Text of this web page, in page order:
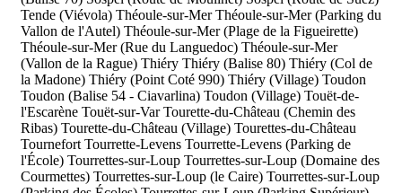
Tende (Viévola) Théoule-sur-Mer Théoule-sur-Mer (Parking du
Vallon de l'Autel) Théoule-sur-Mer (Plage de la Figueirette)
Théoule-sur-Mer (Rue du Languedoc) Théoule-sur-Mer
(Vallon de la Rague) Thiéry Thiéry (Balise 80) Thiéry (Col de
la Madone) Thiéry (Point Coté 990) Thiéry (Village) Toudon
Toudon (Balise 54 - Ciavarlina) Toudon (Village) Touët-de-
l'Escarène Touët-sur-Var Tourette-du-Château (Chemin des
Ribas) Tourette-du-Château (Village) Tourettes-du-Château
Tournefort Tourrette-Levens Tourrette-Levens (Parking de
l'École) Tourrettes-sur-Loup Tourrettes-sur-Loup (Domaine des
Courmettes) Tourrettes-sur-Loup (le Caire) Tourrettes-sur-Loup